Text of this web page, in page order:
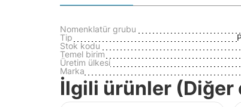
Nomenklatür grubu
Tip
Stok kodu
Temel birim
Üretim ülkesi
Marka
İlgili ürünler (Diğer